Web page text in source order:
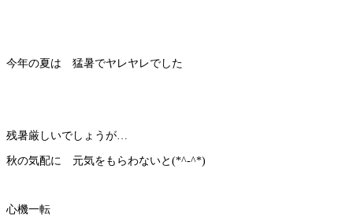
今年の夏は 猛暑でヤレヤレでした
残暑厳しいでしょうが…
秋の気配に 元気をもらわないと(*^-^*)
心機一転